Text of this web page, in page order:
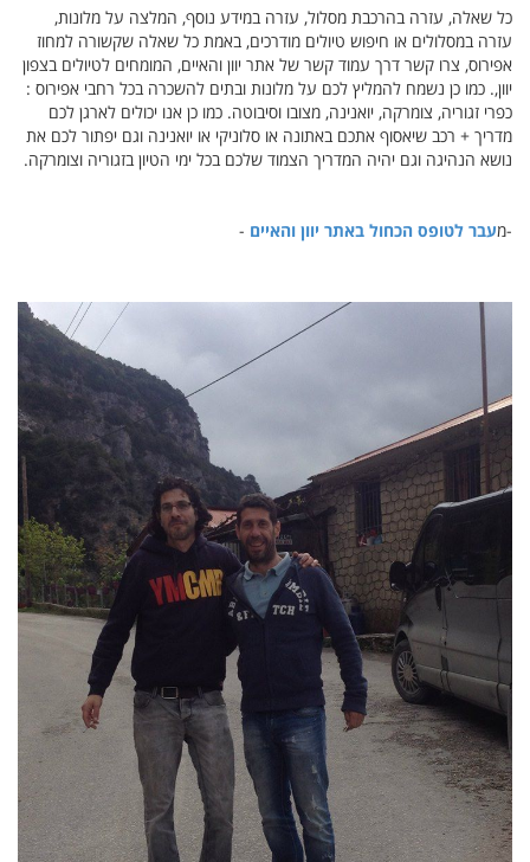
כל שאלה, עזרה בהרכבת מסלול, עזרה במידע נוסף, המלצה על מלונות,
עזרה במסלולים או חיפוש טיולים מודרכים, באמת כל שאלה שקשורה למחוז
אפירוס, צרו קשר דרך עמוד קשר של אתר יוון והאיים, המומחים לטיולים בצפון
יוון,. כמו כן נשמח להמליץ לכם על מלונות ובתים להשכרה בכל רחבי אפירוס :
כפרי זגוריה, צומרקה, יואנינה, מצובו וסיבוטה. כמו כן אנו יכולים לארגן לכם
מדריך + רכב שיאסוף אתכם באתונה או סלוניקי או יואנינה וגם יפתור לכם את
נושא הנהיגה וגם יהיה המדריך הצמוד שלכם בכל ימי הטיון בזגוריה וצומרקה.
-מעבר לטופס הכחול באתר יוון והאיים -